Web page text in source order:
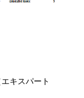
キスパート